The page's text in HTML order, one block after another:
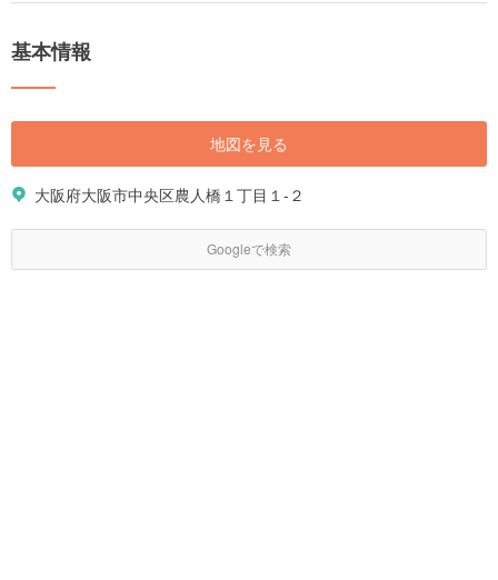
基本情報
地図を見る
大阪府大阪市中央区農人橋１丁目１-２
Googleで検索